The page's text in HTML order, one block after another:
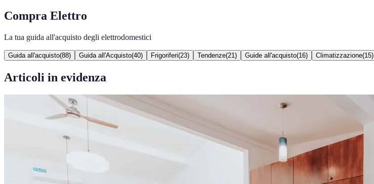
Compra Elettro
La tua guida all'acquisto degli elettrodomestici
Guida all'acquisto(88) Guida all'Acquisto(40) Frigoriferi(23) Tendenze(21 ) Guide all'acquisto(16) Climatizzazione(15)
Articoli in evidenza